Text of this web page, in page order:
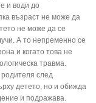
и води до
възраст не може да
не може да се
А то непременно се
и когато това не
травма.
след
детето, но и обижда
и подражава.